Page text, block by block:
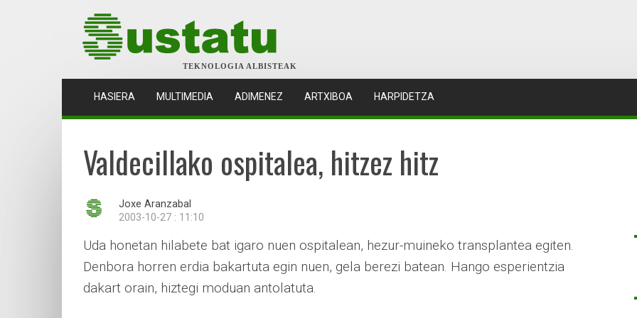
TEKNOLOGIA ALBISTEAK
HASIERA (CURRENT)
MULTIMEDIA ADIMENEZ ARTXIBOA HARPIDETZA
Valdecillako ospitalea, hitzez hitz
Joxe Aranzabal
2003-10-27 : 11:10
Uda honetan hilabete bat igaro nuen ospitalean, hezur-muineko transplantea egiten.
Denbora horren erdia bakartuta egin nuen, gela berezi batean. Hango esperientzia
dakart orain, hiztegi moduan antolatuta.